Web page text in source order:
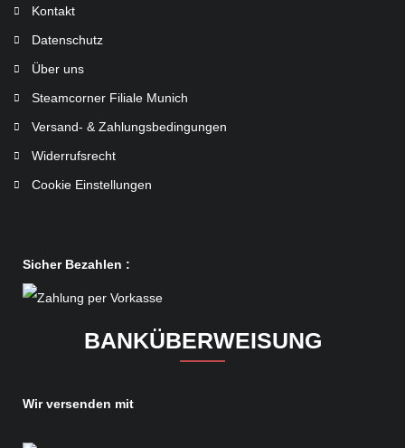
Kontakt
Datenschutz
Über uns
Steamcorner Filiale Munich
Versand- & Zahlungsbedingungen
Widerrufsrecht
Cookie Einstellungen
Sicher Bezahlen :
BANKÜBERWEISUNG
Wir versenden mit